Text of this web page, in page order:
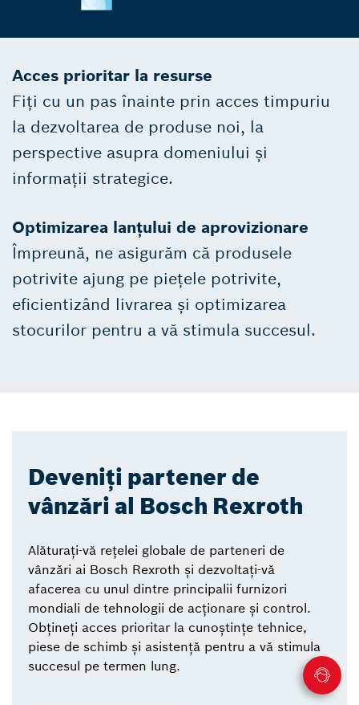
Acces prioritar la resurse
Fiți cu un pas înainte prin acces timpuriu
la dezvoltarea de produse noi, la
perspective asupra domeniului și
informații strategice.
Optimizarea lanțului de aprovizionare
Împreună, ne asigurăm că produsele
potrivite ajung pe piețele potrivite,
eficientizând livrarea și optimizarea
stocurilor pentru a vă stimula succesul.
Deveniți partener de
vânzări al Bosch Rexroth
Alăturați-vă rețelei globale de parteneri de
vânzări ai Bosch Rexroth și dezvoltați-vă
afacerea cu unul dintre principalii furnizori
mondiali de tehnologii de acționare și control.
Obțineți acces prioritar la cunoștințe tehnice,
piese de schimb și asistență pentru a vă stimula
succesul pe termen lung.